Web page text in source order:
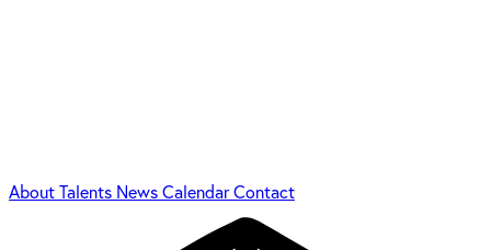
AboutTalents NewsCalendarContact